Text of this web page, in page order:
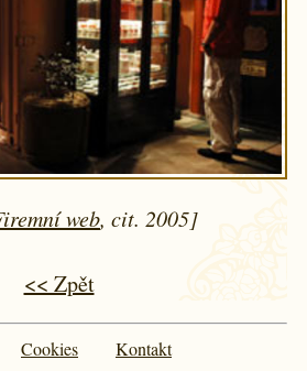
web, cit. 2005]
<< Zpět
Cookies Kontakt